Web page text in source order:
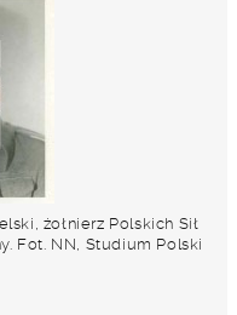
żołnierz Polskich Sił
Fot. NN, Studium Polski